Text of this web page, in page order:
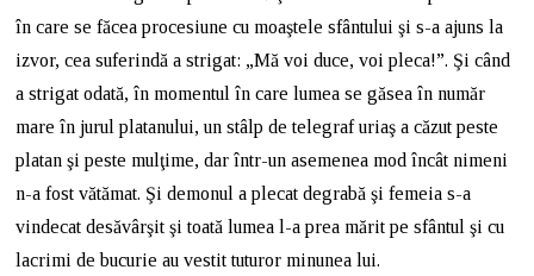
în care se făcea procesiune cu moaştele sfântului şi s-a ajuns la
izvor, cea suferindă a strigat: „Mă voi duce, voi pleca!”. Şi când
a strigat odată, în momentul în care lumea se găsea în număr
mare în jurul platanului, un stâlp de telegraf uriaş a căzut peste
platan şi peste mulţime, dar într-un asemenea mod încât nimeni
n-a fost vătămat. Şi demonul a plecat degrabă şi femeia s-a
vindecat desăvârşit şi toată lumea l-a prea mărit pe sfântul şi cu
lacrimi de bucurie au vestit tuturor minunea lui.